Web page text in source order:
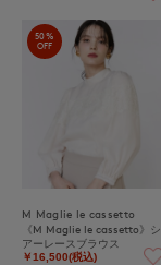
50%
OFF
M Maglie le cassetto
《M Maglie le cassetto》シ
アーレースブラウス
￥16,500(税込)